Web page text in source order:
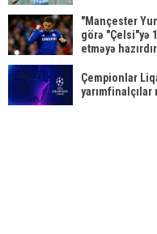
"Mançester
görə "Çelsi"yə
etməyə hazırdır
Çempionlar
yarımfinalçılar